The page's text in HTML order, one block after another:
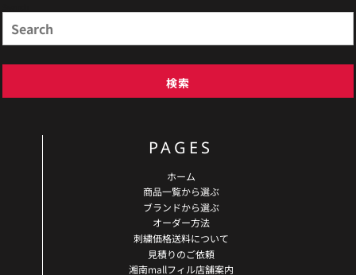
検索
PAGES
ホーム
商品一覧から選ぶ
ブランドから選ぶ
オーダー方法
刺繍価格送料について
見積りのご依頼
湘南mallフィル店舗案内